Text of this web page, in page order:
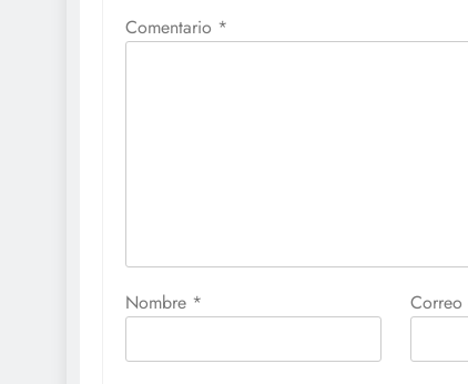
Comentario *
Nombre * Correo